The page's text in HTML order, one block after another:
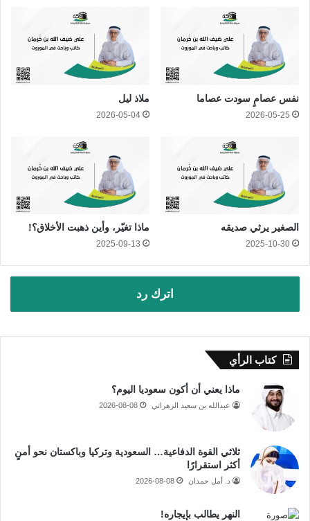
نفس عصامٍ سودت عصاما
2026-05-25
ملاذ ليل
2026-05-04
الصغير يرثي صديقه
2025-10-30
ماذا تغيّر، وأين ذهبت الأخلاق؟!
2025-09-13
اترك رد
كتاب الرأي
ماذا يعني أن أكون سعوديا اليوم؟
عبدالله بن سعيد الزهراني 2026-08-08
ثلاثي القوة الدفاعية… السعودية وتركيا وباكستان نحو أمنٍ
أكثر استقرارًا
د. أمل حمدان 2026-08-08
النهر يطالب بإيجاره!